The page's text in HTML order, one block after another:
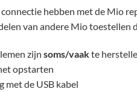
hebben met de Mio
van andere Mio toestellen
zijn soms/vaakte
opstarten
met de USB kabel